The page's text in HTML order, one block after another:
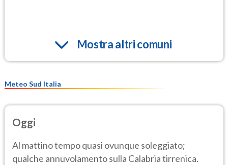
Mostra altri comuni
Meteo Sud Italia
Oggi
Al mattino tempo quasi ovunque soleggiato;
qualche annuvolamento sulla Calabria tirrenica.